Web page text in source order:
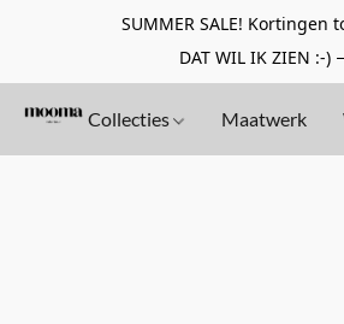
SUMMER SALE! Kortingen
DAT WIL IK ZIEN :-)
Collecties Maatwerk